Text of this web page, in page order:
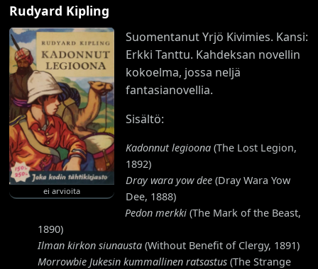
Rudyard Kipling
ei arvioita
Suomentanut Yrjö Kivimies. Kansi:
Erkki Tanttu. Kahdeksan novellin
kokoelma, jossa neljä
fantasianovellia.
Sisältö:
Kadonnut legioona(The Lost Legion,
1892)
Dray wara yow dee(Dray Wara Yow
Dee, 1888)
Pedon merkki(The Mark of the Beast,
1890)
Ilman kirkon siunausta (Without Benefit of Clergy, 1891)
Morrowbie Jukesin kummallinen ratsastus (The Strange